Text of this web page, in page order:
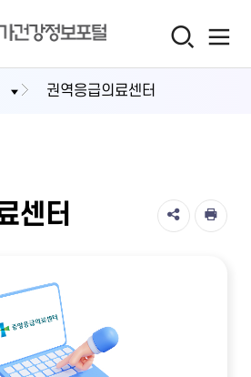
권역응급의료센터
센터